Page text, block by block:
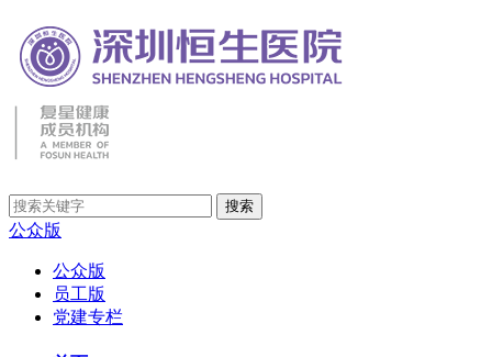
公众版
公众版
员工版
党建专栏